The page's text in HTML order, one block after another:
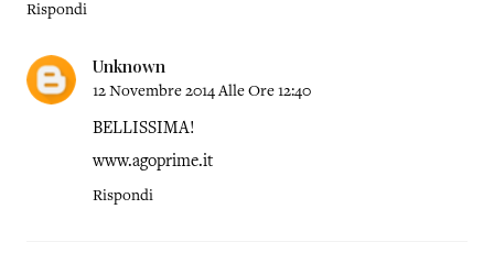
Rispondi
Unknown
12 Novembre 2014 Alle Ore 12:40
BELLISSIMA!
www.agoprime.it
Rispondi